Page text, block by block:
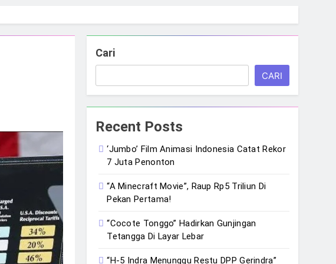
Cari
CARI
Recent Posts
‘Jumbo’ Film Animasi Indonesia Catat Rekor
7 Juta Penonton
“A Minecraft Movie”, Raup Rp5 Triliun Di
Pekan Pertama!
“Cocote Tonggo” Hadirkan Gunjingan
Tetangga Di Layar Lebar
“H-5 Indra Menunggu Restu DPP Gerindra”